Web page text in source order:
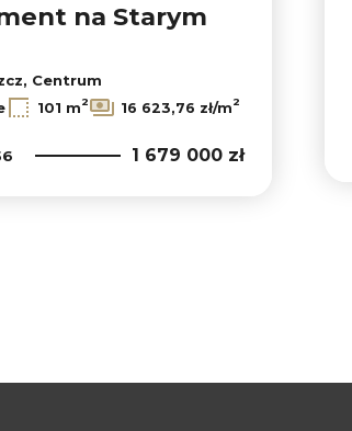
na Starym
Centrum
101 m2 16 623,76 zł/m2
1 679 000 zł